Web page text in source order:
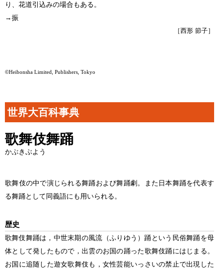
り、花道引込みの場合もある。
→振
［西形 節子］
©Heibonsha Limited, Publishers, Tokyo
世界大百科事典
歌舞伎舞踊
かぶきぶよう
歌舞伎の中で演じられる舞踊および舞踊劇。また日本舞踊を代表す
る舞踊として同義語にも用いられる。
歴史
歌舞伎舞踊は，中世末期の風流（ふりゆう）踊という民俗舞踊を母
体として発したもので，出雲のお国の踊った歌舞伎踊にはじまる。
お国に追随した遊女歌舞伎も，女性芸能いっさいの禁止で出現した